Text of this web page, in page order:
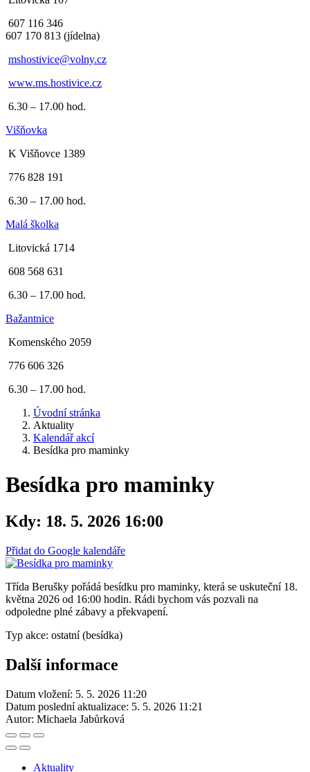
607 116 346
607 170 813 (jídelna)
mshostivice@volny.cz
www.ms.hostivice.cz
6.30 – 17.00 hod.
Višňovka
K Višňovce 1389
776 828 191
6.30 – 17.00 hod.
Malá školka
Litovická 1714
608 568 631
6.30 – 17.00 hod.
Bažantnice
Komenského 2059
776 606 326
6.30 – 17.00 hod.
Úvodní stránka
Aktuality
Kalendář akcí
Besídka pro maminky
Besídka pro maminky
Kdy: 18. 5. 2026 16:00
Přidat do Google kalendáře
Třída Berušky pořádá besídku pro maminky, která se uskuteční 18.
května 2026 od 16:00 hodin. Rádi bychom vás pozvali na
odpoledne plné zábavy a překvapení.
Typ akce: ostatní (besídka)
Další informace
Datum vložení: 5. 5. 2026 11:20
Datum poslední aktualizace: 5. 5. 2026 11:21
Autor: Michaela Jabůrková
Aktuality